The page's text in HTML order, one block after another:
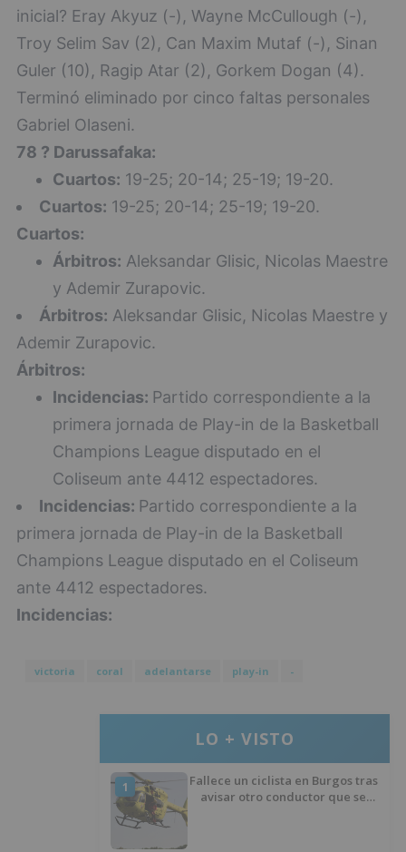
inicial? Eray Akyuz (-), Wayne McCullough (-),
Troy Selim Sav (2), Can Maxim Mutaf (-), Sinan
Guler (10), Ragip Atar (2), Gorkem Dogan (4).
Terminó eliminado por cinco faltas personales
Gabriel Olaseni.
78 ? Darussafaka:
Cuartos: 19-25; 20-14; 25-19; 19-20.
Cuartos: 19-25; 20-14; 25-19; 19-20.
Cuartos:
Árbitros: Aleksandar Glisic, Nicolas Maestre
y Ademir Zurapovic.
Árbitros: Aleksandar Glisic, Nicolas Maestre y
Ademir Zurapovic.
Árbitros:
Incidencias: Partido correspondiente a la
primera jornada de Play-in de la Basketball
Champions League disputado en el
Coliseum ante 4412 espectadores.
Incidencias: Partido correspondiente a la
primera jornada de Play-in de la Basketball
Champions League disputado en el Coliseum
ante 4412 espectadores.
Incidencias:
victoria coral adelantarse play-in -
LO + VISTO
1
Fallece un ciclista en Burgos tras
avisar otro conductor que se